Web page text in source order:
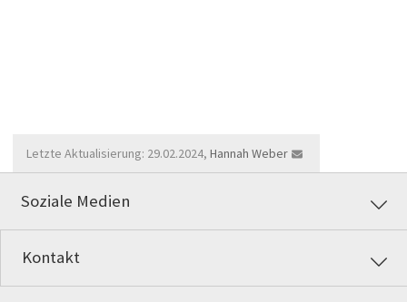
Letzte Aktualisierung: 29.02.2024, Hannah Weber
Soziale Medien
Kontakt